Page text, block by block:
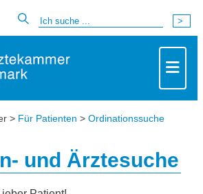
> Für Patienten > Ordinationssuche
und Ärztesuche